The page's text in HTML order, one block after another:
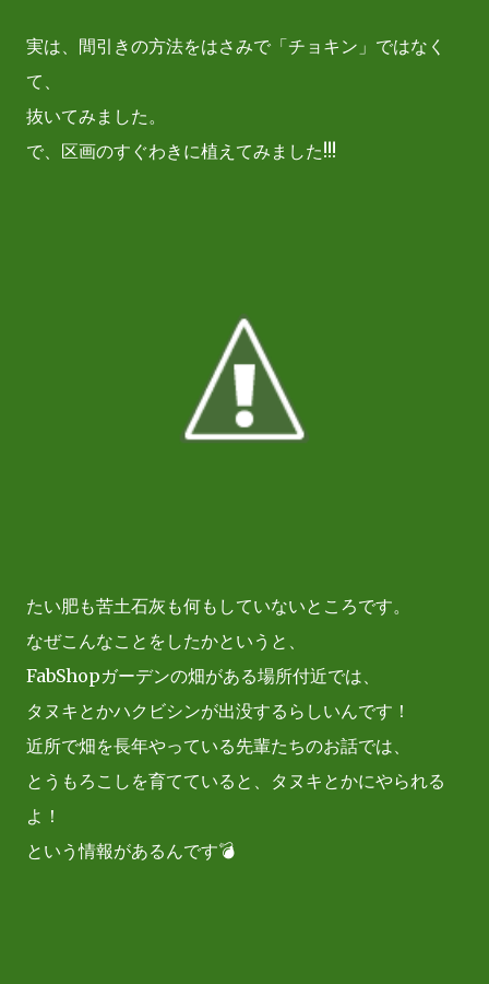
実は、間引きの方法をはさみで「チョキン」ではなく
て、
抜いてみました。
で、区画のすぐわきに植えてみました!!!
たい肥も苦土石灰も何もしていないところです。
なぜこんなことをしたかというと、
FabShopガーデンの畑がある場所付近では、
タヌキとかハクビシンが出没するらしいんです！
近所で畑を長年やっている先輩たちのお話では、
とうもろこしを育てていると、タヌキとかにやられる
よ！
という情報があるんです💣